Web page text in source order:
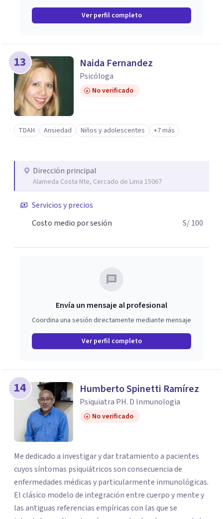
Ver perfil completo
13 Naida Fernandez
Psicóloga
No verificado
TDAH Ansiedad Niños y adolescentes +7 más
Dirección principal
Alameda Costa Nte, Cercado de Lima 15067
Servicios y precios
Costo medio por sesión
S/ 100
Envía un mensaje al profesional
Coordina una sesión directamente mediante mensaje
Ver perfil completo
14 Humberto Spinetti Ramírez
Psiquiatra PH. D Inmunologia
No verificado
Me dedicado a investigar y dar tratamiento a pacientes
cuyos síntomas psiquiátricos son consecuencia de
enfermedades médicas y particularmente inmunológicas.
El clásico modelo de integración entre cuerpo y mente y
las antiguas referencias empíricas con las que se